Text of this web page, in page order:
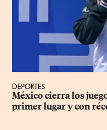
DEPORTES
México cierra los
primer lugar y con